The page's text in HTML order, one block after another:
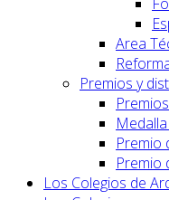
Area
Premios y
Premio
Premio
Los Colegios de